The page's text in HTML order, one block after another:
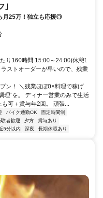
｣
月25万！独立も応援◎
り160時間 15:00～24:00(休憩1
ストオーダーが早いので、残業
ン！ ＼残業ほぼ0×料理で稼げ
理”を。 ディナー営業のみで生活
可＋賞与年2回。 頑張...
バイク通勤OK
固定時間制
験者歓迎 夕方
賞与あり
5分以内 深夜 長期休暇あり